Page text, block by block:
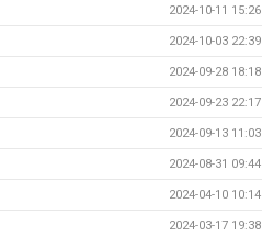
2024-10-11 15:26
2024-10-03 22:39
2024-09-28 18:18
2024-09-23 22:17
2024-09-13 11:03
2024-08-31 09:44
2024-04-10 10:14
2024-03-17 19:38